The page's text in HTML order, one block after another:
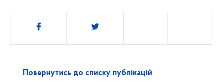
Поділитись
Повернутись до списку публікацій